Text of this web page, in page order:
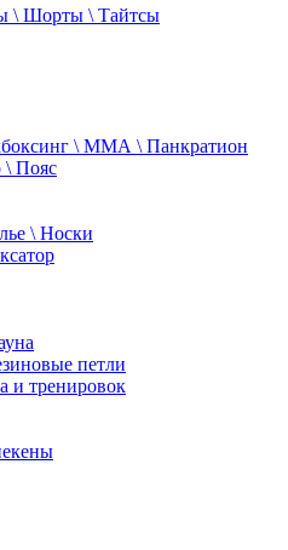
\ Шорты \ Тайтсы
\ ММА \ Панкратион
\ Пояс
\ Носки
петли
и тренировок